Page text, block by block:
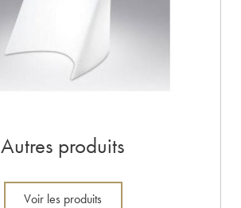
Autres produits
Voir les produits